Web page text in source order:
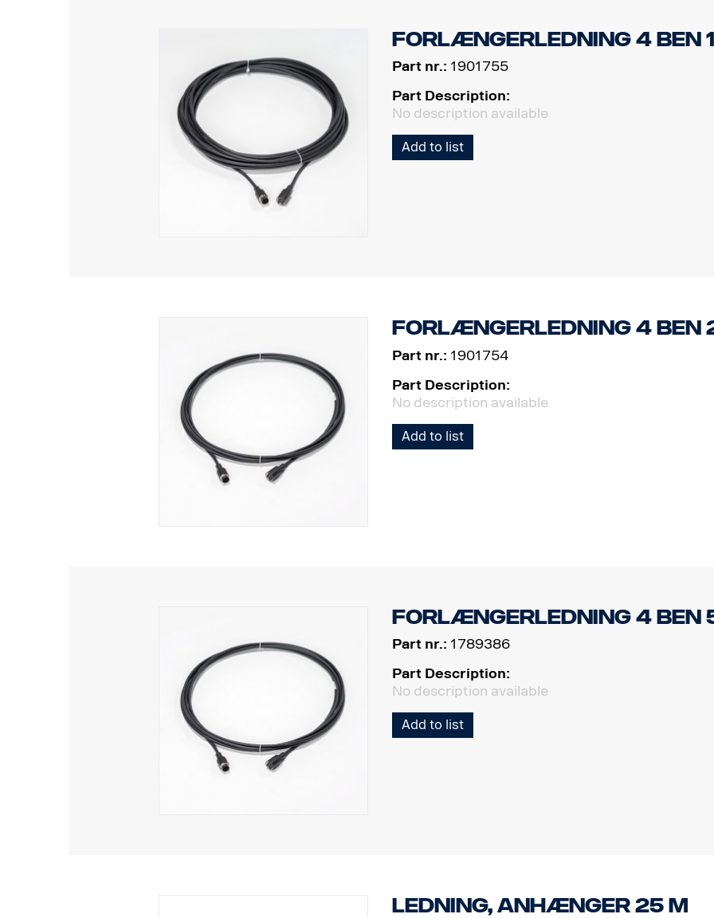
Forlængerledning 4 ben
Part nr.: 1901755
Part Description:
No description available
Add to list
Forlængerledning 4 ben
Part nr.: 1901754
Part Description:
No description available
Add to list
Forlængerledning 4 ben
Part nr.: 1789386
Part Description:
No description available
Add to list
Ledning, anhænger 25 m